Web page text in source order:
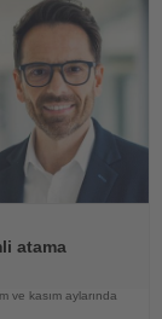
atama
ve kasım aylarında